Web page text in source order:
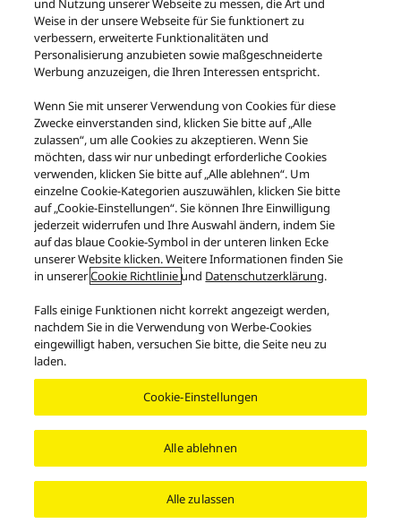
Copyright © 2026 Panasonic Marketing Europe GmbH
und Nutzung unserer Webseite zu messen, die Art und
Weise in der unsere Webseite für Sie funktionert zu
verbessern, erweiterte Funktionalitäten und
Personalisierung anzubieten sowie maßgeschneiderte
Werbung anzuzeigen, die Ihren Interessen entspricht.
Wenn Sie mit unserer Verwendung von Cookies für diese
Zwecke einverstanden sind, klicken Sie bitte auf „Alle
zulassen“, um alle Cookies zu akzeptieren. Wenn Sie
möchten, dass wir nur unbedingt erforderliche Cookies
verwenden, klicken Sie bitte auf „Alle ablehnen“. Um
einzelne Cookie-Kategorien auszuwählen, klicken Sie bitte
auf „Cookie-Einstellungen“. Sie können Ihre Einwilligung
jederzeit widerrufen und Ihre Auswahl ändern, indem Sie
auf das blaue Cookie-Symbol in der unteren linken Ecke
unserer Website klicken. Weitere Informationen finden Sie
in unsererCookie Richtlinie und Datenschutzerklärung.
Falls einige Funktionen nicht korrekt angezeigt werden,
nachdem Sie in die Verwendung von Werbe-Cookies
eingewilligt haben, versuchen Sie bitte, die Seite neu zu
laden.
Cookie-Einstellungen
Alle ablehnen
Alle zulassen